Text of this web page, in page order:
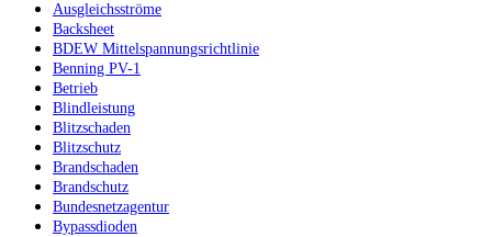
Ausgleichsströme
Backsheet
BDEW Mittelspannungsrichtlinie
Benning PV-1
Betrieb
Blindleistung
Blitzschaden
Blitzschutz
Brandschaden
Brandschutz
Bundesnetzagentur
Bypassdioden